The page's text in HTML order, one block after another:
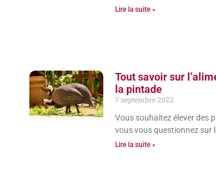
Lire la suite »
Tout savoir sur
la pintade
7 septembre 2022
Vous souhaitez élever des
vous vous questionnez sur
Lire la suite »